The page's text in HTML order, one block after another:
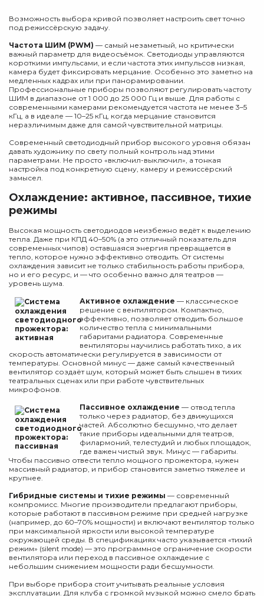
Возможность выбора кривой позволяет настроить свет точно
под режиссёрскую задачу.
Частота ШИМ (PWM) — самый незаметный, но критически
важный параметр для видеосъёмок. Светодиоды управляются
короткими импульсами, и если частота этих импульсов низкая,
камера будет фиксировать мерцание. Особенно это заметно на
медленных кадрах или при панорамировании.
Профессиональные приборы позволяют регулировать частоту
ШИМ в диапазоне от 1 000 до 25 000 Гц и выше. Для работы с
современными камерами рекомендуется частота не менее 3–5
кГц, а в идеале — 10–25 кГц, когда мерцание становится
неразличимым даже для самой чувствительной матрицы.
Современный светодиодный прибор высокого уровня обязан
давать художнику по свету полный контроль над этими
параметрами. Не просто «включил-выключил», а тонкая
настройка под конкретную сцену, камеру и режиссёрский
замысел.
Охлаждение: активное, пассивное, тихие
режимы
Высокая мощность светодиодов неизбежно ведёт к выделению
тепла. Даже при КПД 40–50% (а это отличный показатель для
современных чипов) оставшаяся энергия превращается в
тепло, которое нужно эффективно отводить. От системы
охлаждения зависит не только стабильность работы прибора,
но и его ресурс, и — что особенно важно для театров —
уровень шума.
Активное охлаждение — классическое
решение с вентилятором. Компактно,
эффективно, позволяет отводить большое
количество тепла с минимальными
габаритами радиатора. Современные
вентиляторы научились работать тихо, а их
скорость автоматически регулируется в зависимости от
температуры. Основной минус — даже самый качественный
вентилятор создаёт шум, который может быть слышен в тихих
театральных сценах или при работе чувствительных
микрофонов.
Пассивное охлаждение — отвод тепла
только через радиатор, без движущихся
частей. Абсолютно бесшумно, что делает
такие приборы идеальными для театров,
филармоний, телестудий и любых площадок,
где важен чистый звук. Минус — габариты.
Чтобы пассивно отвести тепло мощного прожектора, нужен
массивный радиатор, и прибор становится заметно тяжелее и
крупнее.
Гибридные системы и тихие режимы — современный
компромисс. Многие производители предлагают приборы,
которые работают в пассивном режиме при средней нагрузке
(например, до 60–70% мощности) и включают вентилятор только
при максимальной яркости или высокой температуре
окружающей среды. В спецификациях часто указывается «тихий
режим» (silent mode) — это программное ограничение скорости
вентилятора или переход в пассивное охлаждение с
небольшим снижением мощности ради бесшумности.
При выборе прибора стоит учитывать реальные условия
эксплуатации. Для клуба с громкой музыкой можно смело брать